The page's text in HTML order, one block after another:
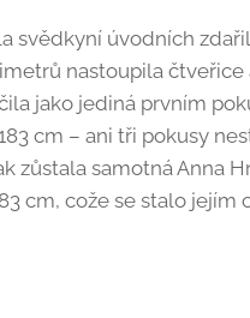
svědkyní úvodních
nastoupila
jako jediná prvním
cm – ani tři pokusy
zůstala samotná Anna
cm, cože se stalo jejím